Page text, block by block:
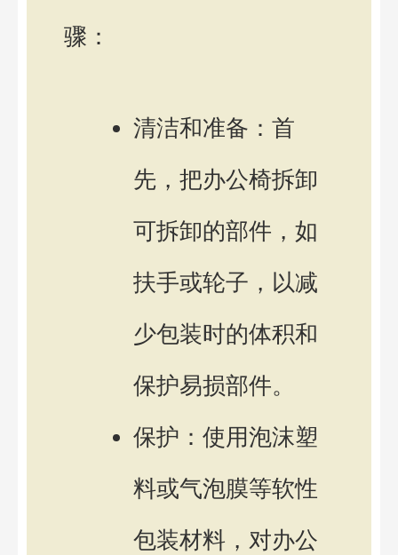
骤：
清洁和准备：首
先，把办公椅拆卸
可拆卸的部件，如
扶手或轮子，以减
少包装时的体积和
保护易损部件。
保护：使用泡沫塑
料或气泡膜等软性
包装材料，对办公